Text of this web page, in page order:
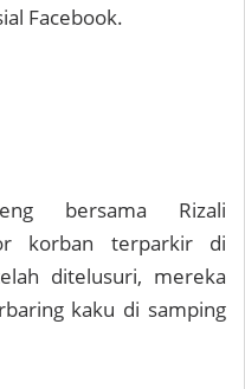
Facebook.
bersama Rizali
korban terparkir di
ditelusuri, mereka
kaku di samping